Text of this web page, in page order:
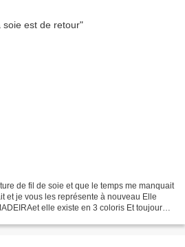
de fil de soie et que le temps me manquait
et je vous les représente à nouveau Elle
elle existe en 3 coloris Et toujours